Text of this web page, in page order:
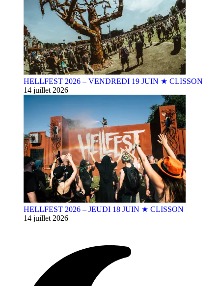
HELLFEST 2026 – VENDREDI 19 JUIN ★ CLISSON
14 juillet 2026
HELLFEST 2026 – JEUDI 18 JUIN ★ CLISSON
14 juillet 2026